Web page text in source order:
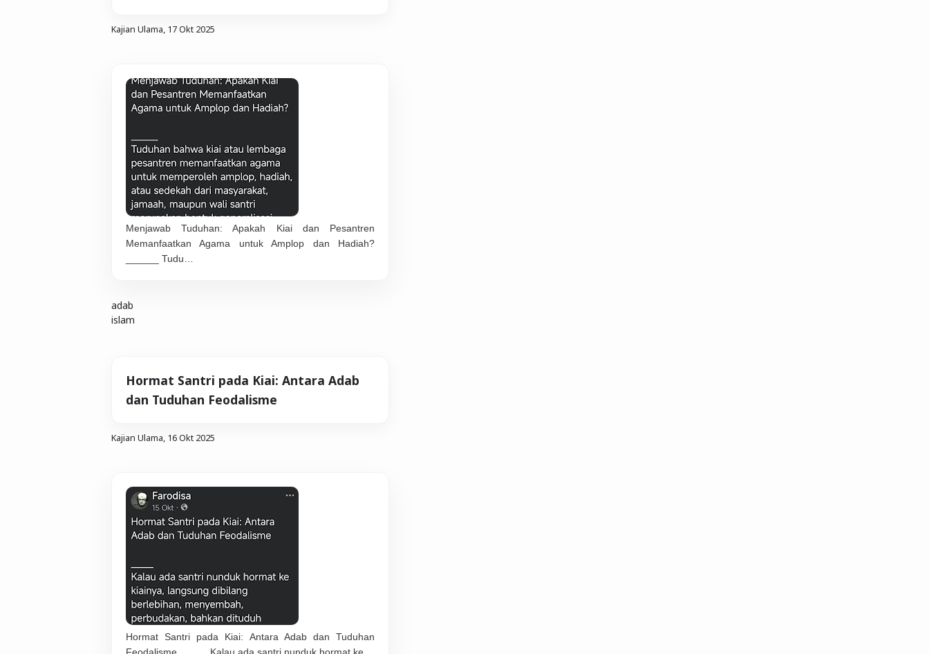
Kajian Ulama, 17 Okt 2025
Menjawab Tuduhan: Apakah Kiai dan Pesantren
Memanfaatkan Agama untuk Amplop dan Hadiah?
______ Tudu…
adab
islam
Hormat Santri pada Kiai: Antara Adab
dan Tuduhan Feodalisme
Kajian Ulama, 16 Okt 2025
Hormat Santri pada Kiai: Antara Adab dan Tuduhan